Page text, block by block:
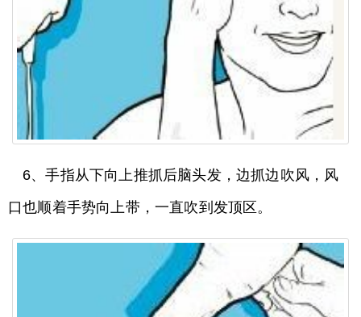
6、手指从下向上推抓后脑头发，边抓边吹风，风
口也顺着手势向上带，一直吹到发顶区。